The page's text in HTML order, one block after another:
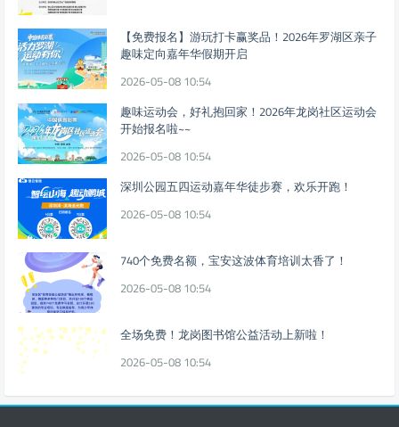
【免费报名】游玩打卡赢奖品！2026年罗湖区亲子
趣味定向嘉年华假期开启
2026-05-08 10:54
趣味运动会，好礼抱回家！2026年龙岗社区运动会
开始报名啦~~
2026-05-08 10:54
深圳公园五四运动嘉年华徒步赛，欢乐开跑！
2026-05-08 10:54
740个免费名额，宝安这波体育培训太香了！
2026-05-08 10:54
全场免费！龙岗图书馆公益活动上新啦！
2026-05-08 10:54